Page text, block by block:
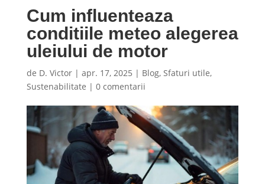
Cum influenteaza
conditiile meteo alegerea
uleiului de motor
de D. Victor| apr. 17, 2025 | Blog, Sfaturi utile,
Sustenabilitate | 0 comentarii